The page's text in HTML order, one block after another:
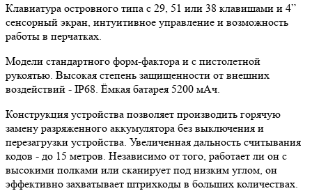
Клавиатура островного типа с 29, 51 или 38 клавишами и 4”
сенсорный экран, интуитивное управление и возможность
работы в перчатках.
Модели стандартного форм-фактора и с пистолетной
рукоятью. Высокая степень защищенности от внешних
воздействий - IP68. Ёмкая батарея 5200 мАч.
Конструкция устройства позволяет производить горячую
замену разряженного аккумулятора без выключения и
перезагрузки устройства. Увеличенная дальность считывания
кодов - до 15 метров. Независимо от того, работает ли он с
высокими полками или сканирует под низким углом, он
эффективно захватывает штрихкоды в больших количествах.